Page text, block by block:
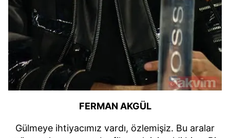
FERMAN AKGÜL
Gülmeye ihtiyacımız vardı, özlemişiz. Bu aralar